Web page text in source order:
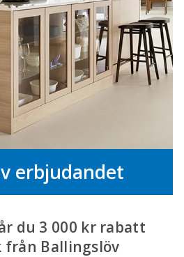
erbjudandet
du 3 000 kr rabatt
från Ballingslöv